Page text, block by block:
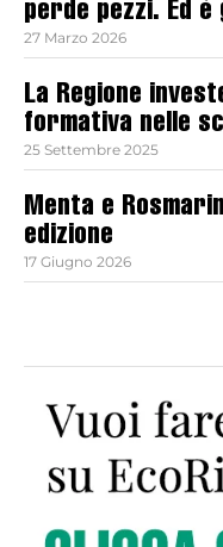
perde pezzi. Ed
27 Marzo 2026
La Regione
formativa nelle
25 Settembre 2025
Menta e
edizione
17 Giugno 2026